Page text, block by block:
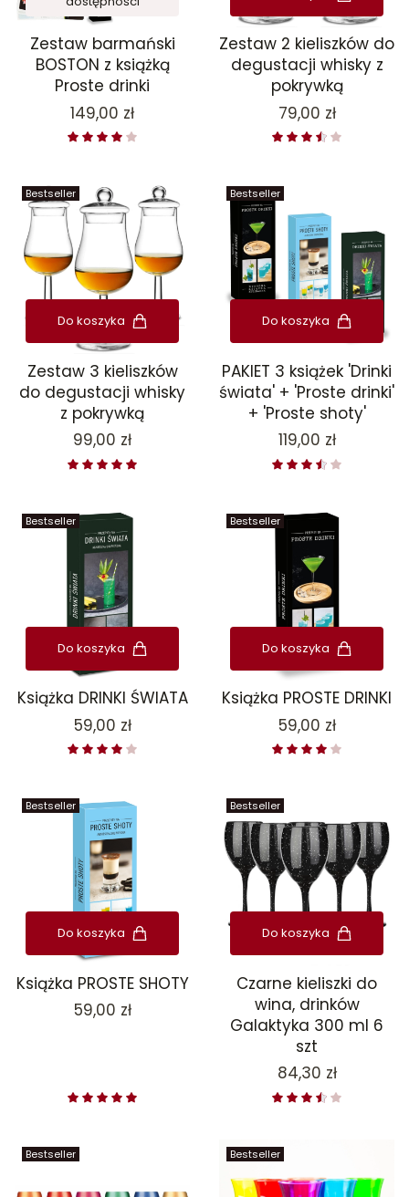
Zestaw barmański
BOSTON z książką
Proste drinki
Cena
149,00 zł
Zestaw 2 kieliszków do
degustacji whisky z
pokrywką
Cena
79,00 zł
Bestseller
Do koszyka
Zestaw 3 kieliszków
do degustacji whisky
z pokrywką
Cena
99,00 zł
Bestseller
Do koszyka
PAKIET 3 książek 'Drinki
świata' + 'Proste drinki'
+ 'Proste shoty'
Cena
119,00 zł
Bestseller
Do koszyka
Książka DRINKI ŚWIATA
Cena
59,00 zł
Bestseller
Do koszyka
Książka PROSTE DRINKI
Cena
59,00 zł
Bestseller
Do koszyka
Książka PROSTE SHOTY
Cena
59,00 zł
Bestseller
Do koszyka
Czarne kieliszki do
wina, drinków
Galaktyka 300 ml 6
szt
Cena
84,30 zł
Bestseller Bestseller